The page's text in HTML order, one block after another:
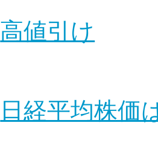
高値引け
日経平均株価